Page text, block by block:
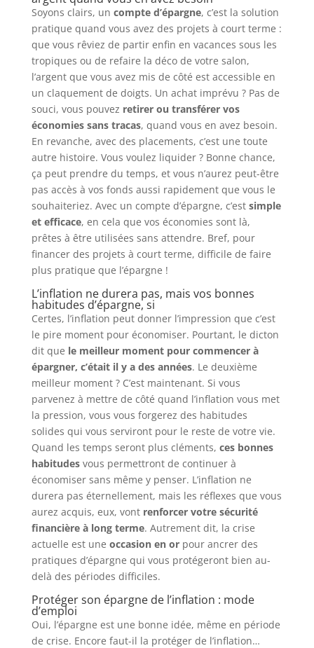
Soyons clairs, un compte d’épargne, c’est la solution
pratique quand vous avez des projets à court terme :
que vous rêviez de partir enfin en vacances sous les
tropiques ou de refaire la déco de votre salon,
l’argent que vous avez mis de côté est accessible en
un claquement de doigts. Un achat imprévu ? Pas de
souci, vous pouvez retirer ou transférer vos
économies sans tracas, quand vous en avez besoin.
En revanche, avec des placements, c’est une toute
autre histoire. Vous voulez liquider ? Bonne chance,
ça peut prendre du temps, et vous n’aurez peut-être
pas accès à vos fonds aussi rapidement que vous le
souhaiteriez. Avec un compte d’épargne, c’est simple
et efficace, en cela que vos économies sont là,
prêtes à être utilisées sans attendre. Bref, pour
financer des projets à court terme, difficile de faire
plus pratique que l’épargne !
L’inflation ne durera pas, mais vos bonnes
habitudes d’épargne, si
Certes, l’inflation peut donner l’impression que c’est
le pire moment pour économiser. Pourtant, le dicton
dit que le meilleur moment pour commencer à
épargner, c’était il y a des années. Le deuxième
meilleur moment ? C’est maintenant. Si vous
parvenez à mettre de côté quand l’inflation vous met
la pression, vous vous forgerez des habitudes
solides qui vous serviront pour le reste de votre vie.
Quand les temps seront plus cléments, ces bonnes
habitudesvous permettront de continuer à
économiser sans même y penser. L’inflation ne
durera pas éternellement, mais les réflexes que vous
aurez acquis, eux, vont renforcer votre sécurité
financière à long terme. Autrement dit, la crise
actuelle est une occasion en orpour ancrer des
pratiques d’épargne qui vous protégeront bien au-
delà des périodes difficiles.
Protéger son épargne de l’inflation : mode
d’emploi
Oui, l’épargne est une bonne idée, même en période
de crise. Encore faut-il la protéger de l’inflation…